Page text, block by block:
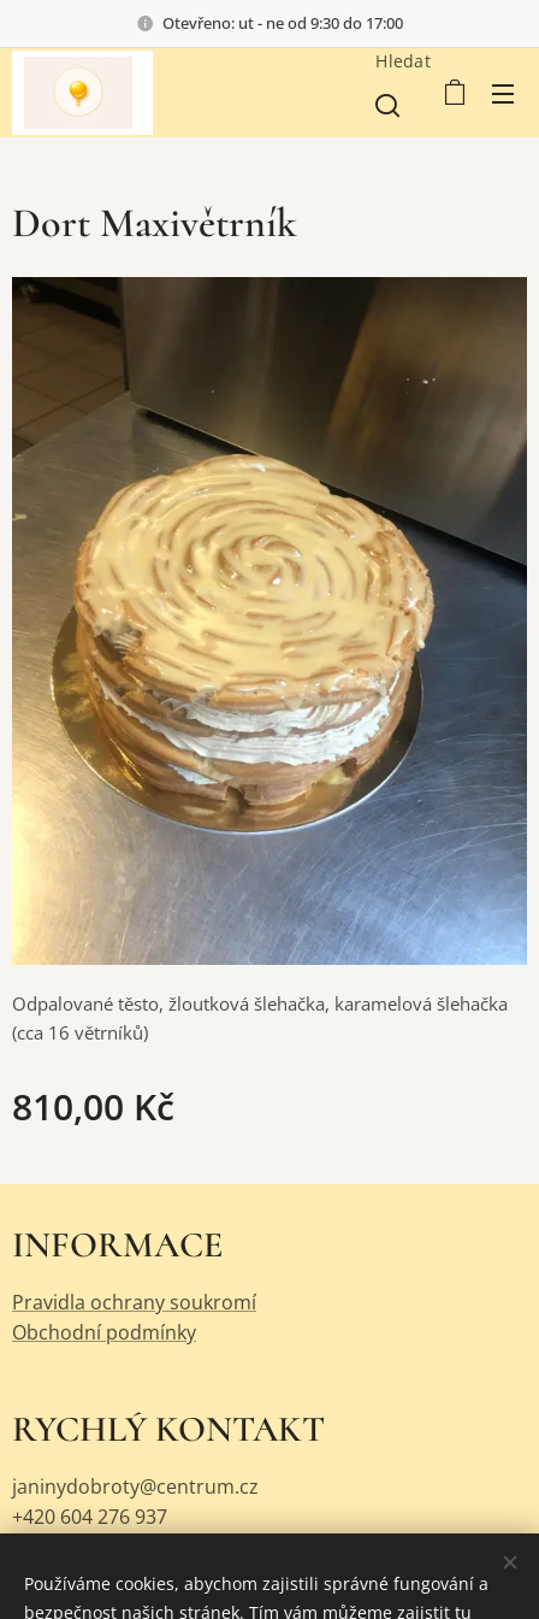
Otevřeno: ut - ne od 9:30 do 17:00
Hledat
Dort Maxivětrník
Odpalované těsto, žloutková šlehačka, karamelová šlehačka
(cca 16 větrníků)
810,00 Kč
INFORMACE
Pravidla ochrany soukromí
Obchodní podmínky
RYCHLÝ KONTAKT
janinydobroty@centrum.cz
+420 604 276 937
Používáme cookies, abychom zajistili správné fungování a
bezpečnost našich stránek. Tím vám můžeme zajistit tu